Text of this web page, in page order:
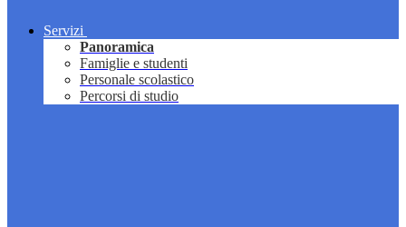
Servizi
Panoramica
Famiglie e studenti
Personale scolastico
Percorsi di studio